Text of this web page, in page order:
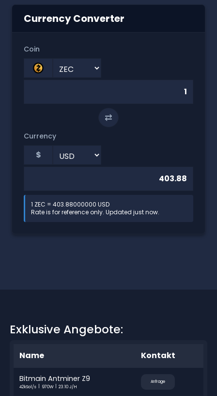
Currency Converter
Coin
⇄
Currency
$
1 ZEC = 403.88000000 USD
Rate is for reference only. Updated just now.
Exklusive Angebote:
Name Kontakt
Bitmain Antminer Z9
42kSol/s 970W 23.10 J/H
Anfrage